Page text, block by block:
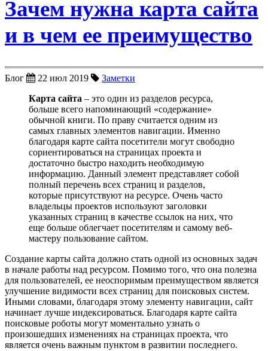
Зачем нужна карта сайта
и в чем ее преимущество
Блог 22 июл 2019
Заметки
Карта сайта – это один из разделов ресурса,
больше всего напоминающий «содержание»
обычной книги. По праву считается одним из
самых главных элементов навигации. Именно
благодаря карте сайта посетители могут свободно
сориентироваться на страницах проекта и
достаточно быстро находить необходимую
информацию. Данный элемент представляет собой
полный перечень всех страниц и разделов,
которые присутствуют на ресурсе. Очень часто
владельцы проектов используют заголовки
указанных страниц в качестве ссылок на них, что
еще больше облегчает посетителям и самому веб-
мастеру пользование сайтом.
Создание карты сайта должно стать одной из основных задач
в начале работы над ресурсом. Помимо того, что она полезна
для пользователей, ее неоспоримым преимуществом является
улучшение видимости всех страниц для поисковых систем.
Иными словами, благодаря этому элементу навигации, сайт
начинает лучше индексироваться. Благодаря карте сайта
поисковые роботы могут моментально узнать о
произошедших изменениях на страницах проекта, что
является очень важным пунктом в развитии последнего.